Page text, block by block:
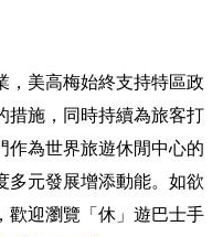
，美高梅始終支持特區政
措施，同時持續為旅客打
作為世界旅遊休閒中心的
多元發展增添動能。如欲
歡迎瀏覽「休」遊巴士手